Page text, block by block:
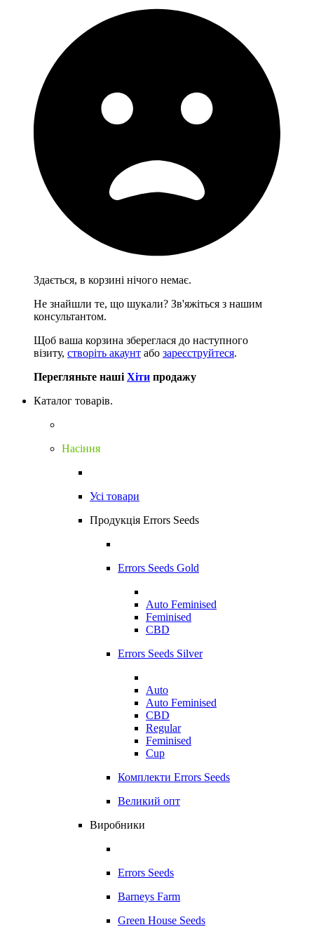
Здається, в корзині нічого немає.
Не знайшли те, що шукали? Зв'яжіться з нашим
консультантом.
Щоб ваша корзина збереглася до наступного
візиту, створіть акаунт або зареєструйтеся.
Перегляньте наші Хіти продажу
Каталог товарів.
Насіння
Усі товари
Продукція Errors Seeds
Errors Seeds Gold
Auto Feminised
Feminised
CBD
Errors Seeds Silver
Auto
Auto Feminised
CBD
Regular
Feminised
Cup
Комплекти Errors Seeds
Великий опт
Виробники
Errors Seeds
Barneys Farm
Green House Seeds